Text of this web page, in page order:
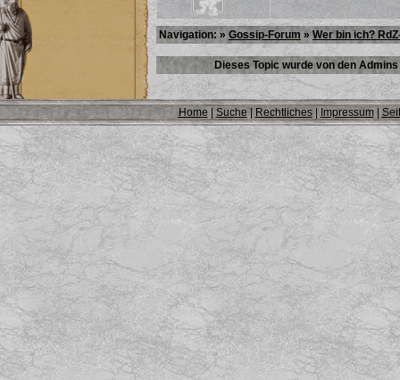
Navigation: » Gossip-Forum » Wer bin ich?
Dieses Topic wurde von den
Home| Suche | Rechtliches| Impressum|